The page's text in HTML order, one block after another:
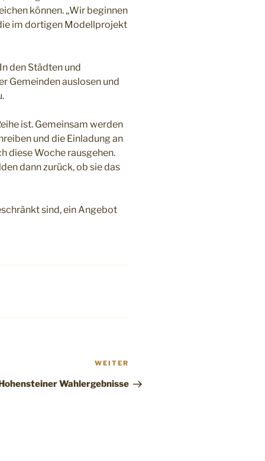
können. „Wir beginnen
im dortigen Modellprojekt
den Städten und
Gemeinden auslosen und
ist. Gemeinsam werden
und die Einladung an
diese Woche rausgehen.
dann zurück, ob sie das
sind, ein Angebot
WEITER
Wahlergebnisse